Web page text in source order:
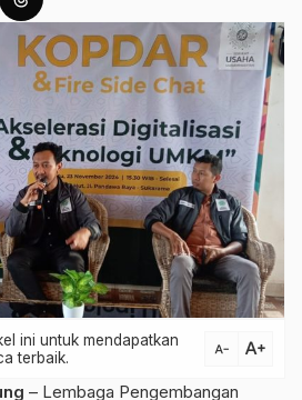
ini untuk mendapatkan
terbaik.
text_decrease text_increase
– Lembaga Pengembangan